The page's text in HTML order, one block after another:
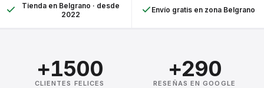
Tienda en Belgrano · desde
2022
Envío gratis en zona Belgrano
+1500
CLIENTES FELICES
+290
RESEÑAS EN GOOGLE